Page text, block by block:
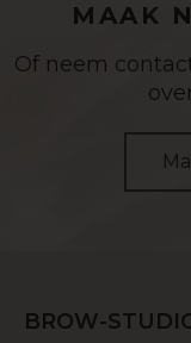
MAAK
Of neem
BROW-